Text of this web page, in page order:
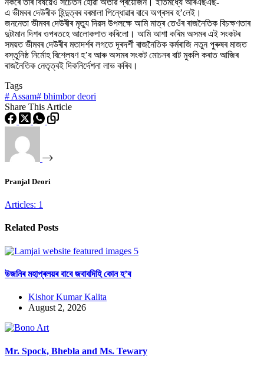
এ ভীমবৰ দেউৰীক হিন্দুত্বৰ বৰমালা পিন্ধোৱাৰ বাবে অগ্ৰসৰ হ’লেই।
জননেতা ভীমবৰ দেউৰীৰ মৃত্যু দিৱস উপলক্ষে আমি মাত্ৰ তেওঁৰ ৰাজনৈতিক বিচক্ষণতাৰ
দুটামান দিশৰ ওপৰতহে আলোকপাত কৰিলো। আমি আশা কৰিম অসমৰ এই সংকটৰ
সময়ত ভীমবৰ দেউৰীৰ মতাদৰ্শৰ লগতে দূৰদৰ্শী ৰাজনৈতিক কৰ্মৰাজি নতুন পুৰুষৰ মাজত
বস্তুনিষ্ঠ নিৰ্মোহ বিশ্লেষণ হ’ব আৰু অসমৰ সংকট মোচনৰ বাট মুকলি কৰাত আজিৰ
ৰাজনৈতিক নেতৃত্বই দিকনিৰ্দেশনা লাভ কৰিব।
Tags
# Assam# bhimbor deori
Share This Article
Pranjal Deori
Articles: 1
Related Posts
উজনিৰ মহাপ্ৰলয়ৰ বাবে জবাবদিহি কোন হ’ব
Kishor Kumar Kalita
August 2, 2026
Mr. Spock, Bhebla and Ms. Tewary